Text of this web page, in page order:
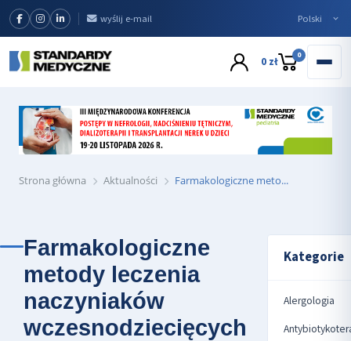
wyślij e-mail
0 zł 0
Strona główna Aktualności Farmakologiczne meto...
Farmakologiczne
metody leczenia
naczyniaków
wczesnodziecięcych
Kategorie
Alergologia